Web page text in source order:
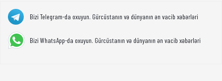
Bizi Telegram-da oxuyun. Gürcüstanın və dünyanın ən vacib xəbərləri
Bizi WhatsApp-da oxuyun. Gürcüstanın və dünyanın ən vacib xəbərləri